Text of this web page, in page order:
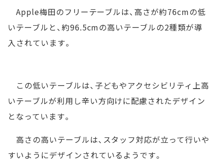
Apple梅田のフリーテーブルは、高さが約76cmの低
いテーブルと、約96.5cmの高いテーブルの2種類が導
入されています。
この低いテーブルは、子どもやアクセシビリティ上高
いテーブルが利用し辛い方向けに配慮されたデザイン
となっています。
高さの高いテーブルは、スタッフ対応が立って行いや
すいようにデザインされているようです。